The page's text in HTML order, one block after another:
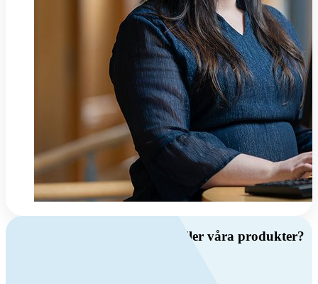
Har du frågor om ventilation eller våra produkter?